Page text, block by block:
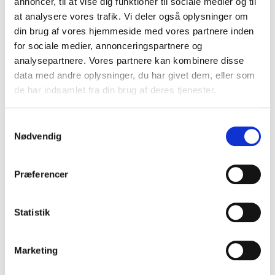
at analysere vores trafik. Vi deler også oplysninger om
din brug af vores hjemmeside med vores partnere inden
for sociale medier, annonceringspartnere og
analysepartnere. Vores partnere kan kombinere disse
data med andre oplysninger, du har givet dem, eller som
de har indsamlet fra din brug af deres tjenester.
Nødvendig
Præferencer
Statistik
Marketing
konkurrencestyrelsens undersøgelse om prissætningen
på forsikringer, men i Bornholms Brandforsikring betaler
alle kunder som udgangspunkt samme pris.
Generalforsamling i Bornholms Brand A.m.b.a. for året
Flot årsregnskab for Bornholms Brandforsikring efter et
Morten Holten fratræder som direktør for Bornholms